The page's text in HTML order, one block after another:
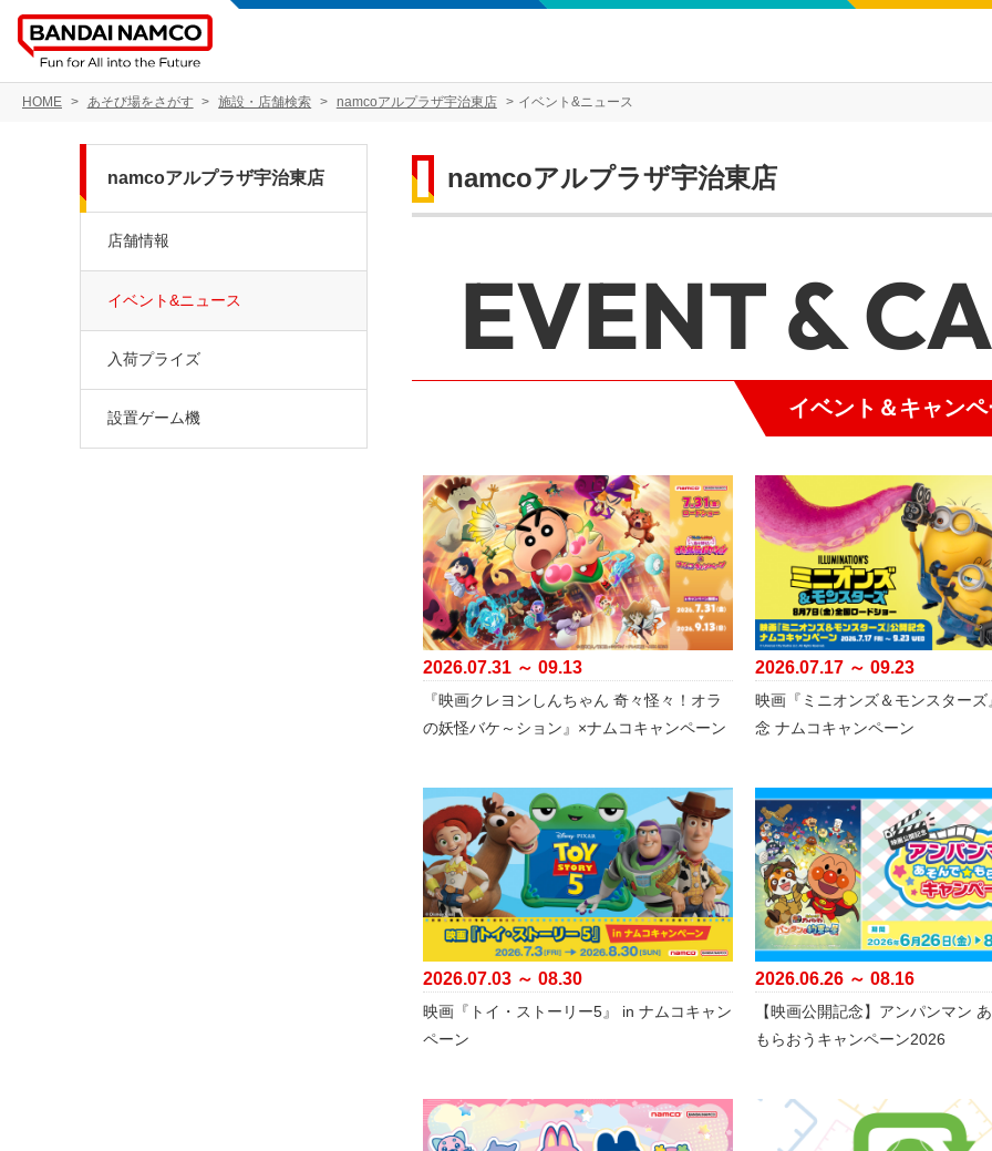
HOME あそび場をさがす 施設・店舗検索 namcoアルプラザ宇治東店 イベント&ニュース
namcoアルプラザ宇治東店
イベント＆キャン
EVENT &
2026.07.31 ～ 09.13
『映画クレヨンしんちゃん 奇々怪々！オラ
の妖怪バケ～ション』×ナムコキャンペーン
2026.07.17 ～ 09.23
映画『ミニオンズ＆モンスターズ
念 ナムコキャンペーン
2026.07.03 ～ 08.30
映画『トイ・ストーリー5』 in ナムコキャン
ペーン
2026.06.26 ～ 08.16
【映画公開記念】アンパンマン
もらおうキャンペーン2026
namcoアルプラザ宇治東店
店舗情報
イベント&ニュース
入荷プライズ
設置ゲーム機